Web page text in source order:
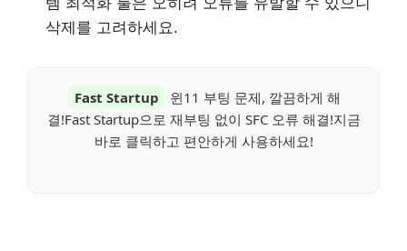
삭제를 고려하세요.
Fast Startup
윈11 부팅 문제, 깔끔하게 해
결!Fast Startup으로 재부팅 없이 SFC 오류 해결!지금
바로 클릭하고 편안하게 사용하세요!